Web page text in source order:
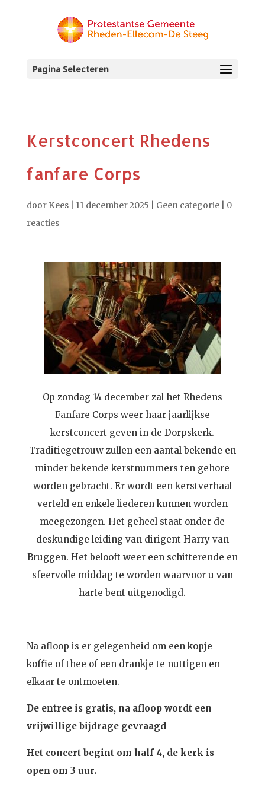
Pagina Selecteren
Kerstconcert Rhedens
fanfare Corps
door Kees| 11 december 2025 Geen categorie| 0
reacties
Op zondag 14 december zal het Rhedens
Fanfare Corps weer haar jaarlijkse
kerstconcert geven in de Dorpskerk.
Traditiegetrouw zullen een aantal bekende en
minder bekende kerstnummers ten gehore
worden gebracht. Er wordt een kerstverhaal
verteld en enkele liederen kunnen worden
meegezongen. Het geheel staat onder de
deskundige leiding van dirigent Harry van
Bruggen. Het belooft weer een schitterende en
sfeervolle middag te worden waarvoor u van
harte bent uitgenodigd.
Na afloop is er gelegenheid om een kopje
koffie of thee of een drankje te nuttigen en
elkaar te ontmoeten.
De entree is gratis, na afloop wordt een
vrijwillige bijdrage gevraagd
Het concert begint om half 4, de kerk is
open om 3 uur.